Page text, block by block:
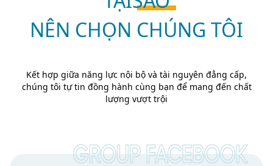
NÊN CHỌN CHÚNG TÔI
Kết hợp giữa năng lực nội bộ và tài nguyên đẳng cấp,
chúng tôi tự tin đồng hành cùng bạn để mang đến chất
lượng vượt trội